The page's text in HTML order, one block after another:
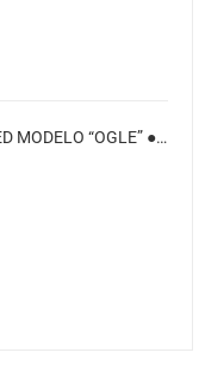
[OP-7203-11GD] APLIQUE DE PARED LED MODELO “OGLE” ● Color: Cobre